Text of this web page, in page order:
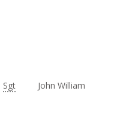
Sgt John William